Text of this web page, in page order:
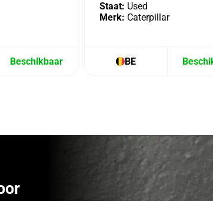
Beschikbaar
Staat: Used
Merk: Caterpillar
BE